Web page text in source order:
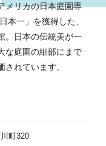
メリカの日本庭園専
本一」を獲得した、
。日本の伝統美が一
な庭園の細部にまで
れています。
町320